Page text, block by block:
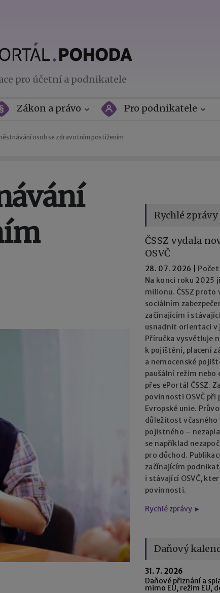
pro účetní a podnikatele
Zákon a právo Pro podnikatele
osob se zdravotním postižením
Rychlé zprávy
ČSSZ vydala
OSVČ
28. 07. 2026
Počet
Na konci roku 2025
milionu. ČSSZ proto
sociálním
začínajícím i
usnadnit orientaci v
Příručka vysvětluje
k pojištění, placení
a nemocenské
paušální režim
přes ePortál ČSSZ.
povinnosti OSVČ
Evropské unie.
důležitost včasného
pojistného –
se například
pro důchod.
začínajícím
i stávající OSVČ,
povinnosti.
Rychlé zprávy ►
Daňový
31. 7. 2026
Daňové přiznání a
mimo EU, režim EU,